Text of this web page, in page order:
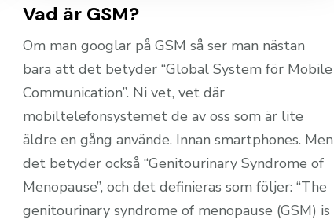
Vad är GSM?
Om man googlar på GSM så ser man nästan
bara att det betyder “Global System för Mobile
Communication”. Ni vet, vet där
mobiltelefonsystemet de av oss som är lite
äldre en gång använde. Innan smartphones. Men
det betyder också “Genitourinary Syndrome of
Menopause”, och det definieras som följer: “The
genitourinary syndrome of menopause (GSM) is